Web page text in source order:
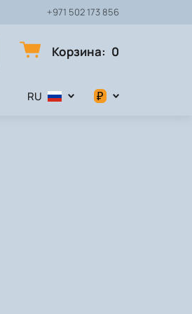
+971 502 173 856
Корзина: 0
RU ₽